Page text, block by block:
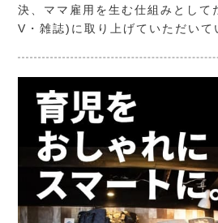
決、ママ雇用を生む仕組みとして
V・雑誌)に取り上げていただいて